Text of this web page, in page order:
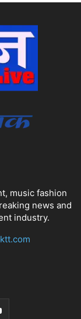
music fashion
news and
industry.